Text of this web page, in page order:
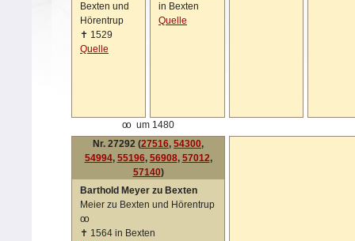
Bexten und
Hörentrup
✝ 1529
Quelle
in Bexten
Quelle
oo
um 1480
Nr. 27292 (27516, 54300,
54994, 55196, 56908, 57012,
57140)
Barthold Meyer zu Bexten
Meier zu Bexten und Hörentrup
oo
✝ 1564 in Bexten